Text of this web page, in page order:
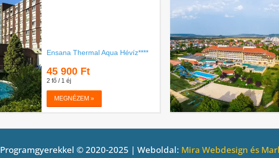
Programgyerekkel © 2020-2025 | Weboldal: Mira Webdesign és